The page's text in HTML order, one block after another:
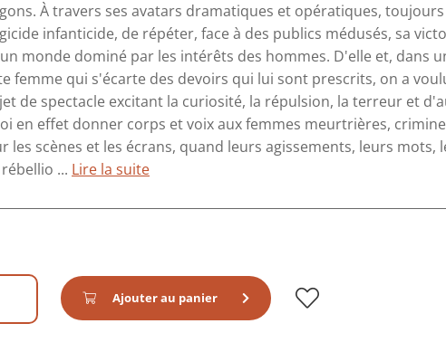
À travers ses avatars dramatiques et opératiques,
infanticide, de répéter, face à des publics médusés, sa
monde dominé par les intérêts des hommes. D'elle et, dans
femme qui s'écarte des devoirs qui lui sont prescrits, on a
de spectacle excitant la curiosité, la répulsion, la terreur et
en effet donner corps et voix aux femmes meurtrières,
les scènes et les écrans, quand leurs agissements, leurs mots,
... Lire la suite
Ajouter au panier